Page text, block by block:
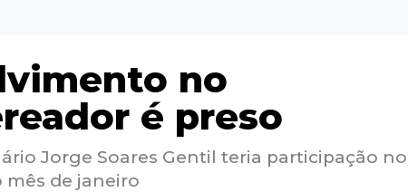
no
é preso
Jorge Soares Gentil teria participação no
mês de janeiro